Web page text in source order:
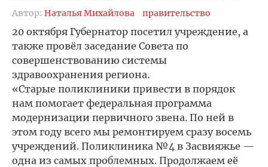
Автор: Наталья Михайлова правительство
20 октября Губернатор посетил учреждение, а
также провёл заседание Совета по
совершенствованию системы
здравоохранения региона.
«Старые поликлиники привести в порядок
нам помогает федеральная программа
модернизации первичного звена. По ней в
этом году всего мы ремонтируем сразу восемь
учреждений. Поликлиника №4 в Засвияжье —
одна из самых проблемных. Продолжаем её